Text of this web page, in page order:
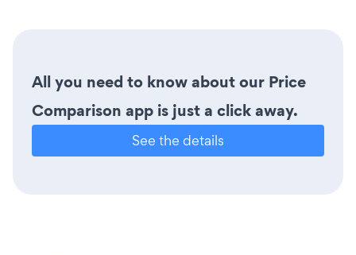
All you need to know about our Price
Comparison app is just a click away.
See the details